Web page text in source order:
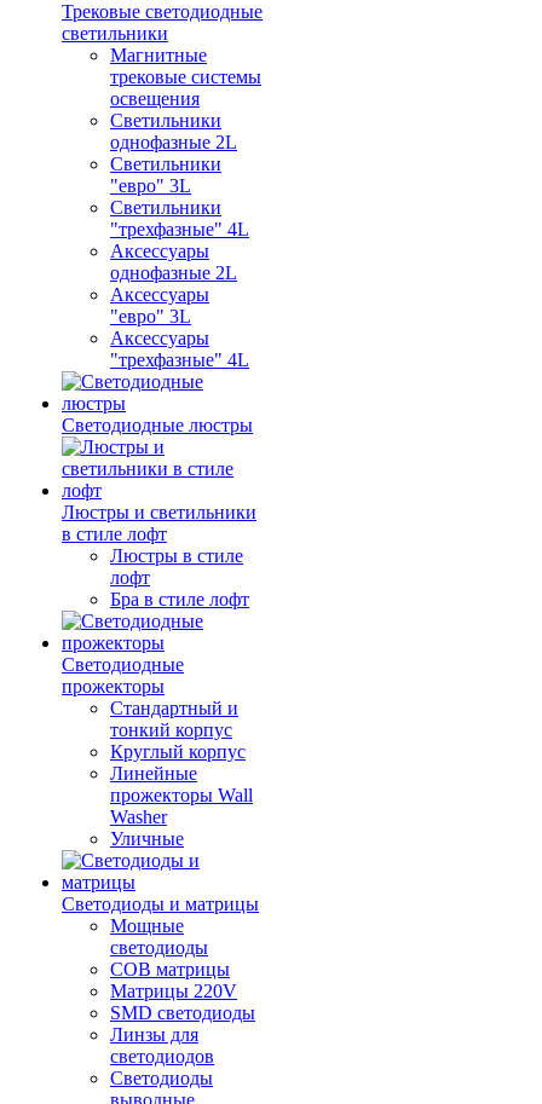
Трековые светодиодные
светильники
Магнитные
трековые системы
освещения
Светильники
однофазные 2L
Светильники
"евро" 3L
Светильники
"трехфазные" 4L
Аксессуары
однофазные 2L
Аксессуары
"евро" 3L
Аксессуары
"трехфазные" 4L
Светодиодные люстры
Люстры и светильники
в стиле лофт
Люстры в стиле
лофт
Бра в стиле лофт
Светодиодные
прожекторы
Стандартный и
тонкий корпус
Круглый корпус
Линейные
прожекторы Wall
Washer
Уличные
Светодиоды и матрицы
Мощные
светодиоды
COB матрицы
Матрицы 220V
SMD светодиоды
Линзы для
светодиодов
Светодиоды
выводные